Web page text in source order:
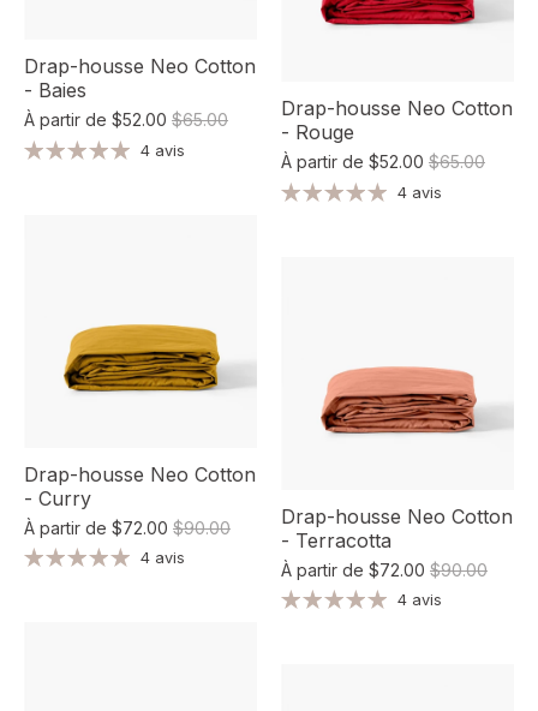
Drap-housse Neo Cotton
- Baies
À partir de $52.00 $65.00
4 avis
Drap-housse Neo Cotton
- Curry
À partir de $72.00 $90.00
4 avis
Drap-housse Neo Cotton
- Rouge
À partir de $52.00 $65.00
4 avis
Drap-housse Neo Cotton
- Terracotta
À partir de $72.00 $90.00
4 avis